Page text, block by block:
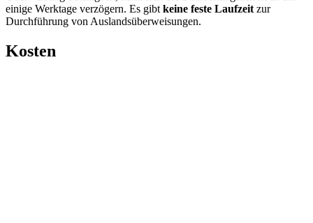
einige Werktage verzögern. Es gibt keine feste Laufzeit zur
Durchführung von Auslandsüberweisungen.
Kosten